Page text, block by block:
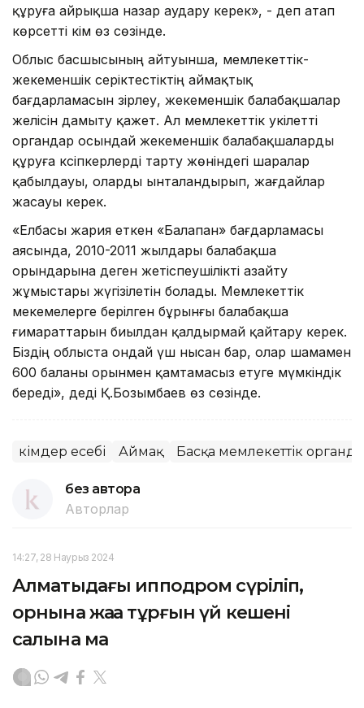
құруға айрықша назар аудару керек», - деп атап
көрсетті әкім өз сөзінде.
Облыс басшысының айтуынша, мемлекеттік-
жекеменшік серіктестіктің аймақтық
бағдарламасын әзірлеу, жекеменшік балабақшалар
желісін дамыту қажет. Ал мемлекеттік уәкілетті
органдар осындай жекеменшік балабақшаларды
құруға кәсіпкерлерді тарту жөніндегі шаралар
қабылдауы, оларды ынталандырып, жағдайлар
жасауы керек.
«Елбасы жария еткен «Балапан» бағдарламасы
аясында, 2010-2011 жылдары балабақша
орындарына деген жетіспеушілікті азайту
жұмыстары жүгізілетін болады. Мемлекеттік
мекемелерге берілген бұрынғы балабақша
ғимараттарын биылдан қалдырмай қайтару керек.
Біздің облыста ондай үш нысан бар, олар шамамен
600 баланы орынмен қамтамасыз етуге мүмкіндік
береді», деді Қ.Бозымбаев өз сөзінде.
Әкімдер есебі Аймақ Басқа мемлекеттік
без автора
Авторлар
14:27, 28 Наурыз 2024
Алматыдағы ипподром сүріліп,
орнына жаңа тұрғын үй кешені
салына ма